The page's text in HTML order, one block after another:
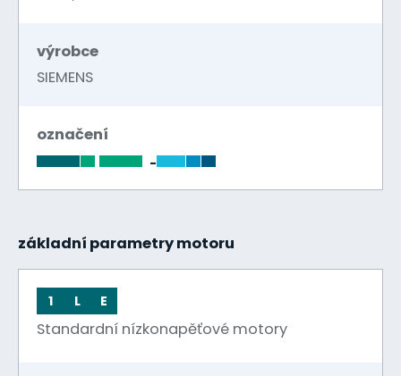
výrobce
SIEMENS
označení
-
základní parametry motoru
1 L E
Standardní nízkonapěťové motory